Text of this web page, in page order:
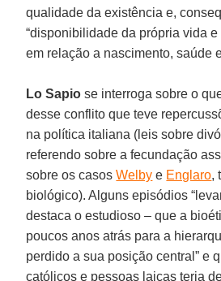
qualidade da existência e,
“disponibilidade da própria vida e
em relação a nascimento, saúde
Lo Sapio se interroga sobre o
desse conflito que teve
na política italiana (leis sobre
referendo sobre a fecundação
sobre os casosWelby e Englaro,
biológico). Alguns episódios
destaca o estudioso – que a
poucos anos atrás para a
perdido a sua posição central” e
católicos e pessoas laicas teria